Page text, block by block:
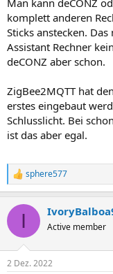
komplett anderen
Sticks anstecken.
Assistant Rechner
deCONZ aber schon.
ZigBee2MQTT hat
erstes eingebaut
Schlusslicht. Bei
ist das aber egal.
R
e
k
i
e
sphere577
I Active member
2 Dez. 2022